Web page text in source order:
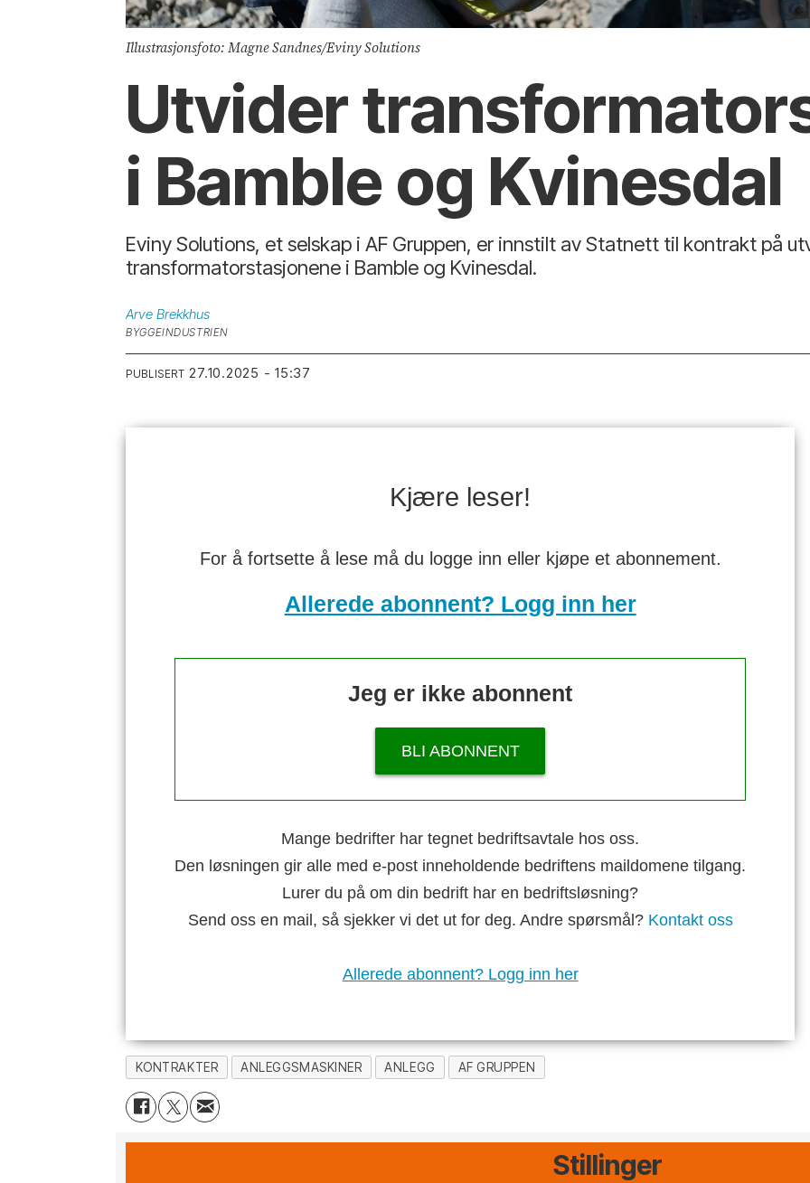
Illustrasjonsfoto: Magne Sandnes/Eviny Solutions
Utvider
i Bamble og Kvinesdal
Eviny Solutions, et selskap i AF Gruppen, er innstilt av Statnett til kontrakt på
transformatorstasjonene i Bamble og Kvinesdal.
Arve Brekkhus
BYGGEINDUSTRIEN
PUBLISERT 27.10.2025 - 15:37
Kjære leser!
For å fortsette å lese må du logge inn eller kjøpe et abonnement.
Allerede abonnent? Logg inn her
Jeg er ikke abonnent
BLI ABONNENT
Mange bedrifter har tegnet bedriftsavtale hos oss.
Den løsningen gir alle med e-post inneholdende bedriftens maildomene tilgang.
Lurer du på om din bedrift har en bedriftsløsning?
Send oss en mail, så sjekker vi det ut for deg. Andre spørsmål? Kontakt oss
Allerede abonnent? Logg inn her
KONTRAKTER ANLEGGSMASKINER ANLEGG AF GRUPPEN
Stillinger